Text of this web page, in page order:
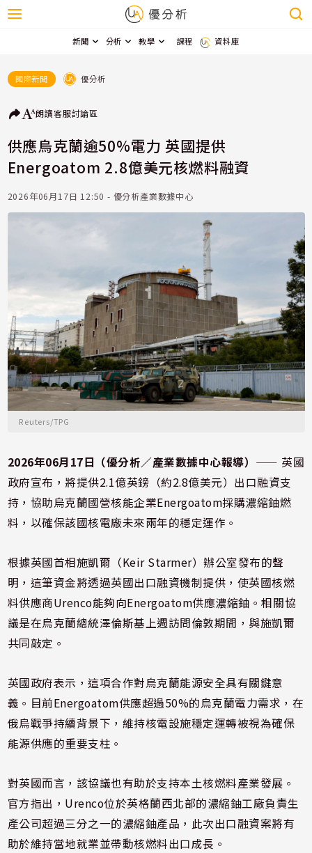
新聞 分析 教學 課程 資料庫
國際新聞 優分析
朗讀客服討論區
供應烏克蘭逾50%電力 英國提供
Energoatom 2.8億美元核燃料融資
2026年06月17日 12:50 - 優分析產業數據中心
Reuters/TPG
2026年06月17日（優分析／產業數據中心報導） ⸺ 英國
政府宣布，將提供2.1億英鎊（約2.8億美元）出口融資支
持，協助烏克蘭國營核能企業Energoatom採購濃縮鈾燃
料，以確保該國核電廠未來兩年的穩定運作。
根據英國首相施凱爾（Keir Starmer）辦公室發布的聲
明，這筆資金將透過英國出口融資機制提供，使英國核燃
料供應商Urenco能夠向Energoatom供應濃縮鈾。相關協
議是在烏克蘭總統澤倫斯基上週訪問倫敦期間，與施凱爾
共同敲定。
英國政府表示，這項合作對烏克蘭能源安全具有關鍵意
義。目前Energoatom供應超過50%的烏克蘭電力需求，在
俄烏戰爭持續背景下，維持核電設施穩定運轉被視為確保
能源供應的重要支柱。
對英國而言，該協議也有助於支持本土核燃料產業發展。
官方指出，Urenco位於英格蘭西北部的濃縮鈾工廠負責生
產公司超過三分之一的濃縮鈾產品，此次出口融資案將有
助於維持當地就業並帶動核燃料出口成長。